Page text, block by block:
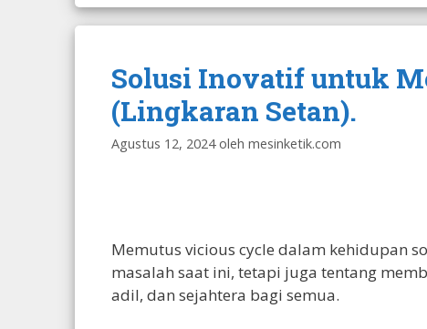
Solusi Inovatif untuk
(Lingkaran Setan).
Agustus 12, 2024 oleh mesinketik.com
Memutus vicious cycle dalam kehidupan
masalah saat ini, tetapi juga tentang
adil, dan sejahtera bagi semua.